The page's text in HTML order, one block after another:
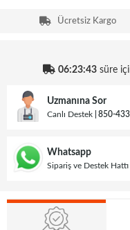
Ücretsiz Kargo
06:23:43süre
Uzmanına Sor
Canlı Destek 850-
Whatsapp
Sipariş ve Destek Hattı